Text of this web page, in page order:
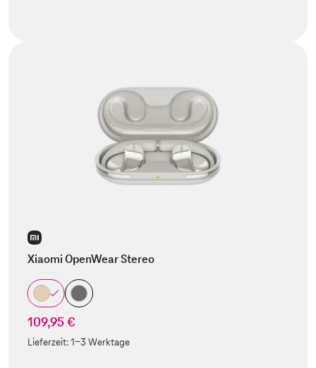
Xiaomi OpenWear Stereo
109,95 €
Lieferzeit:1-3 Werktage